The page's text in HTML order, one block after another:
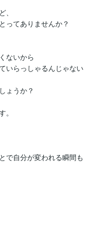
ってありませんか？
ないから
いらっしゃるんじゃない
ょうか？
。
で自分が変われる瞬間も